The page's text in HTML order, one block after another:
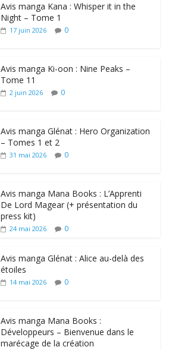
Avis manga Kana : Whisper it in the
Night – Tome 1
17 juin 2026 0
Avis manga Ki-oon : Nine Peaks –
Tome 11
2 juin 2026 0
Avis manga Glénat : Hero Organization
– Tomes 1 et 2
31 mai 2026 0
Avis manga Mana Books : L’Apprenti
De Lord Magear (+ présentation du
press kit)
24 mai 2026 0
Avis manga Glénat : Alice au-delà des
étoiles
14 mai 2026 0
Avis manga Mana Books :
Développeurs – Bienvenue dans le
marécage de la création